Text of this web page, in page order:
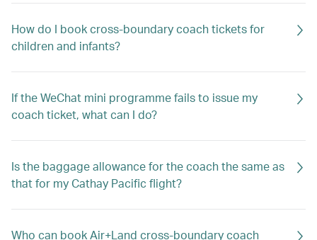
How do I book cross-boundary coach tickets for
children and infants?
If the WeChat mini programme fails to issue my
coach ticket, what can I do?
Is the baggage allowance for the coach the same as
that for my Cathay Pacific flight?
Who can book Air+Land cross-boundary coach